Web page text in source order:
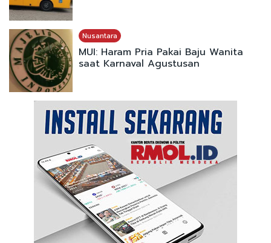
Nusantara
MUI: Haram Pria Pakai Baju Wanita
saat Karnaval Agustusan